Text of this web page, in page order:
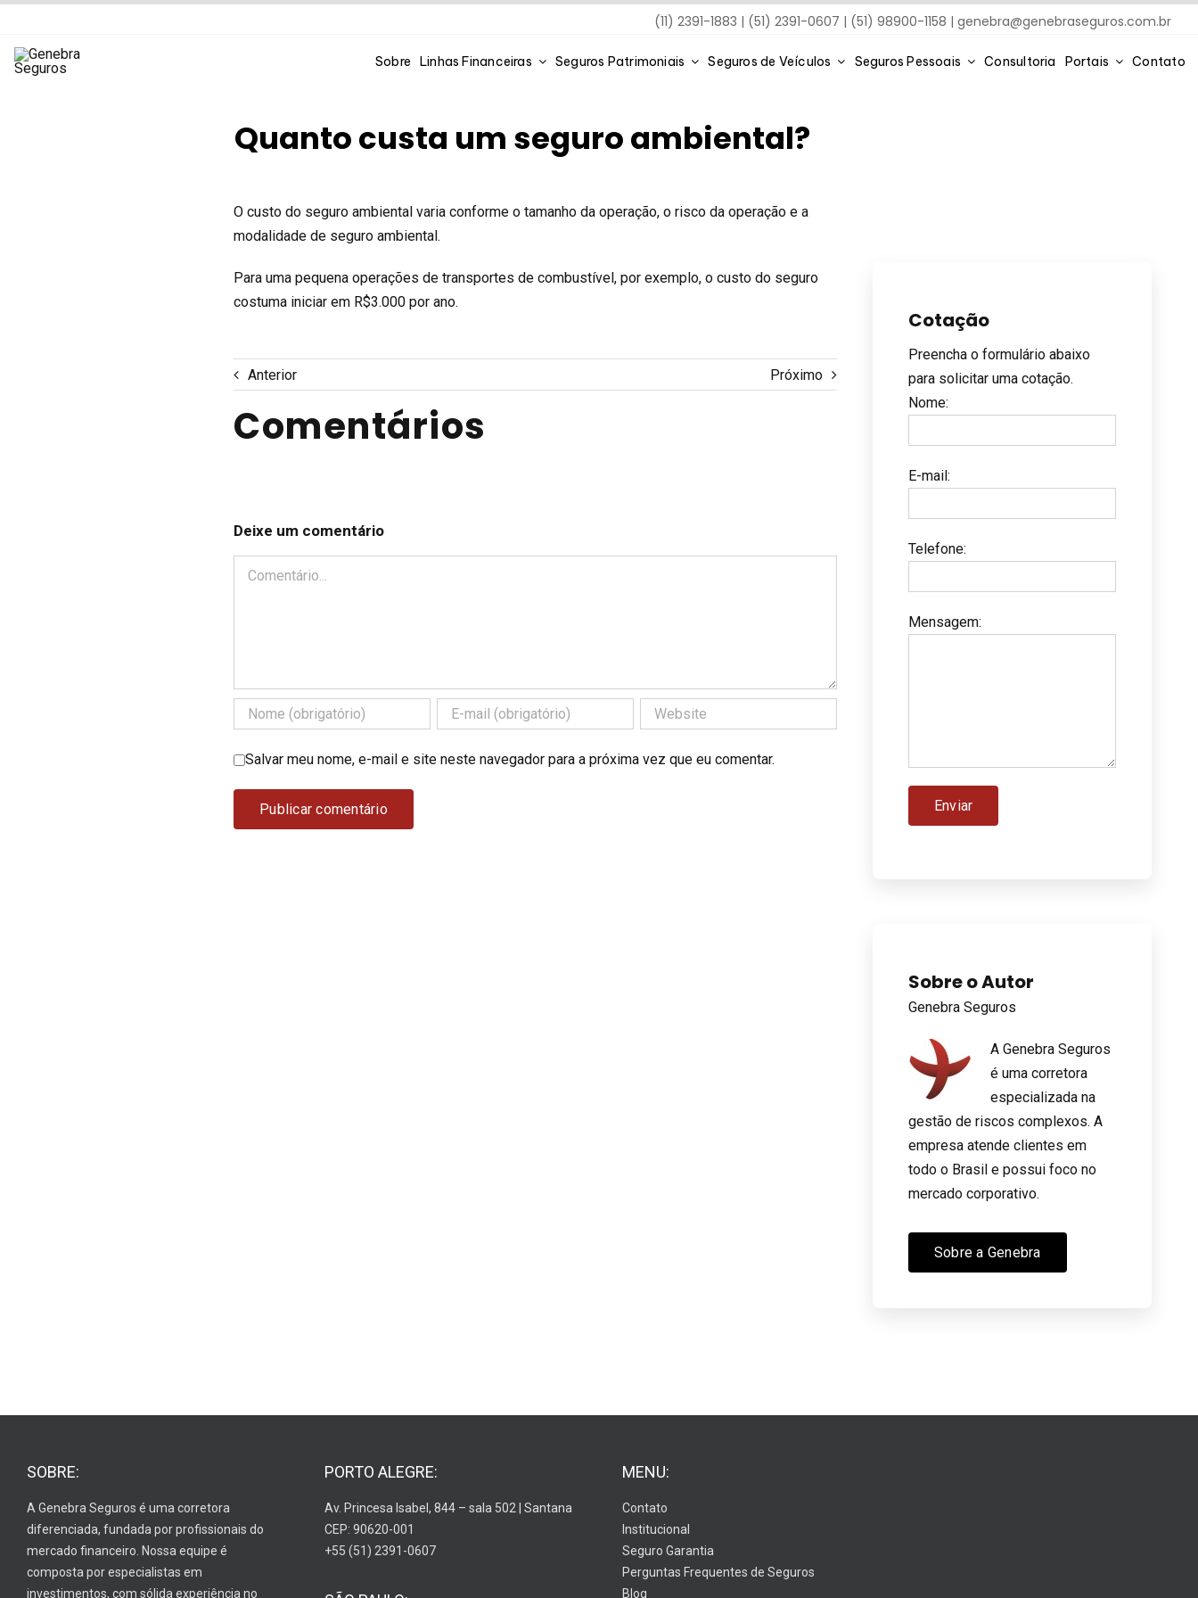
(11) 2391-1883 | (51) 2391-0607 | (51) 98900-1158 |genebra@genebraseguros.com.br
Sobre Linhas Financeiras Seguros Patrimoniais Seguros de Veículos Seguros Pessoais Consultoria Portais Contato
Quanto custa um seguro ambiental?
O custo do seguro ambiental varia conforme o tamanho da operação, o risco da operação e a
modalidade de seguro ambiental.
Para uma pequena operações de transportes de combustível, por exemplo, o custo do seguro
costuma iniciar em R$3.000 por ano.
Anterior Próximo
Comentários
Deixe um comentário
Comentário
Salvar meu nome, e-mail e site neste navegador para a próxima vez que eu comentar.
Cotação
Preencha o formulário abaixo
para solicitar uma cotação.
Nome:
E-mail:
Telefone:
Mensagem:
Sobre o Autor
Genebra Seguros
A Genebra Seguros
é uma corretora
especializada na
gestão de riscos complexos. A
empresa atende clientes em
todo o Brasil e possui foco no
mercado corporativo.
Sobre a Genebra
SOBRE:
A Genebra Seguros é uma corretora
diferenciada, fundada por profissionais do
mercado financeiro. Nossa equipe é
composta por especialistas em
investimentos, com sólida experiência no
PORTO ALEGRE:
Av. Princesa Isabel, 844 – sala 502 | Santana
CEP: 90620-001
+55 (51) 2391-0607
MENU:
Contato
Institucional
Seguro Garantia
Perguntas Frequentes de Seguros
Blog